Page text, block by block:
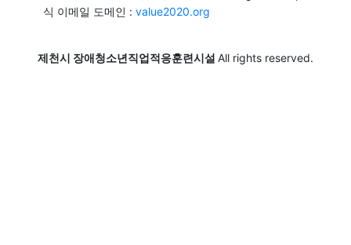
식 이메일 도메인 : value2020.org
제천시 장애청소년직업적응훈련시설 All rights reserved.